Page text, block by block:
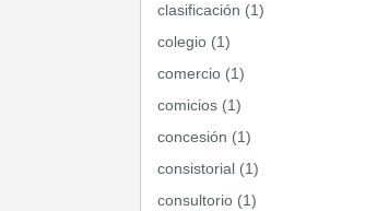
clasificación (1)
colegio (1)
comercio (1)
comicios (1)
concesión (1)
consistorial (1)
consultorio (1)